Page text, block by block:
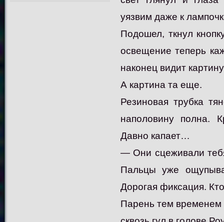
уязвим даже к
Подошел, ткнул
освещение теперь
наконец видит
А картина та еще.
Резиновая трубка
наполовину полна.
Давно капает…
— Они сцеживали
Пальцы уже
Дорогая фиксация.
Парень тем